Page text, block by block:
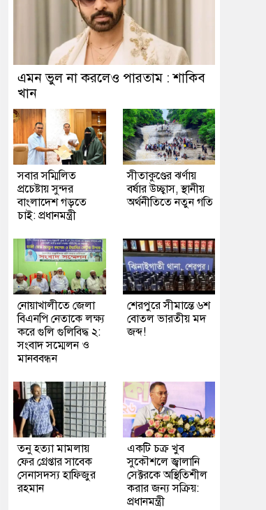
এমন ভুল না করলেও পারতাম : শাকিব
খান
সবার সম্মিলিত
প্রচেষ্টায় সুন্দর
বাংলাদেশ গড়তে
চাই: প্রধানমন্ত্রী
সীতাকুণ্ডের ঝর্ণায়
বর্ষার উচ্ছ্বাস, স্থানীয়
অর্থনীতিতে নতুন গতি
নোয়াখালীতে জেলা
বিএনপি নেতাকে লক্ষ্য
করে গুলি গুলিবিদ্ধ ২:
সংবাদ সম্মেলন ও
মানববন্ধন
শেরপুরে সীমান্তে ৬শ
বোতল ভারতীয় মদ
জব্দ!
তনু হত্যা মামলায়
ফের গ্রেপ্তার সাবেক
সেনাসদস্য হাফিজুর
রহমান
একটি চক্র খুব
সুকৌশলে জ্বালানি
সেক্টরকে অস্থিতিশীল
করার জন্য সক্রিয়:
প্রধানমন্ত্রী